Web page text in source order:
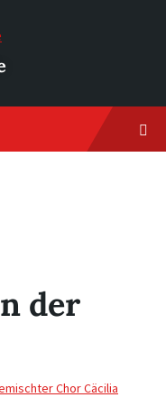
der
Chor Cäcilia